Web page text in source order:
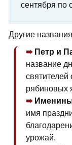
сентября по
Другие
Петр и
название
рябиновых
имя
урожай.